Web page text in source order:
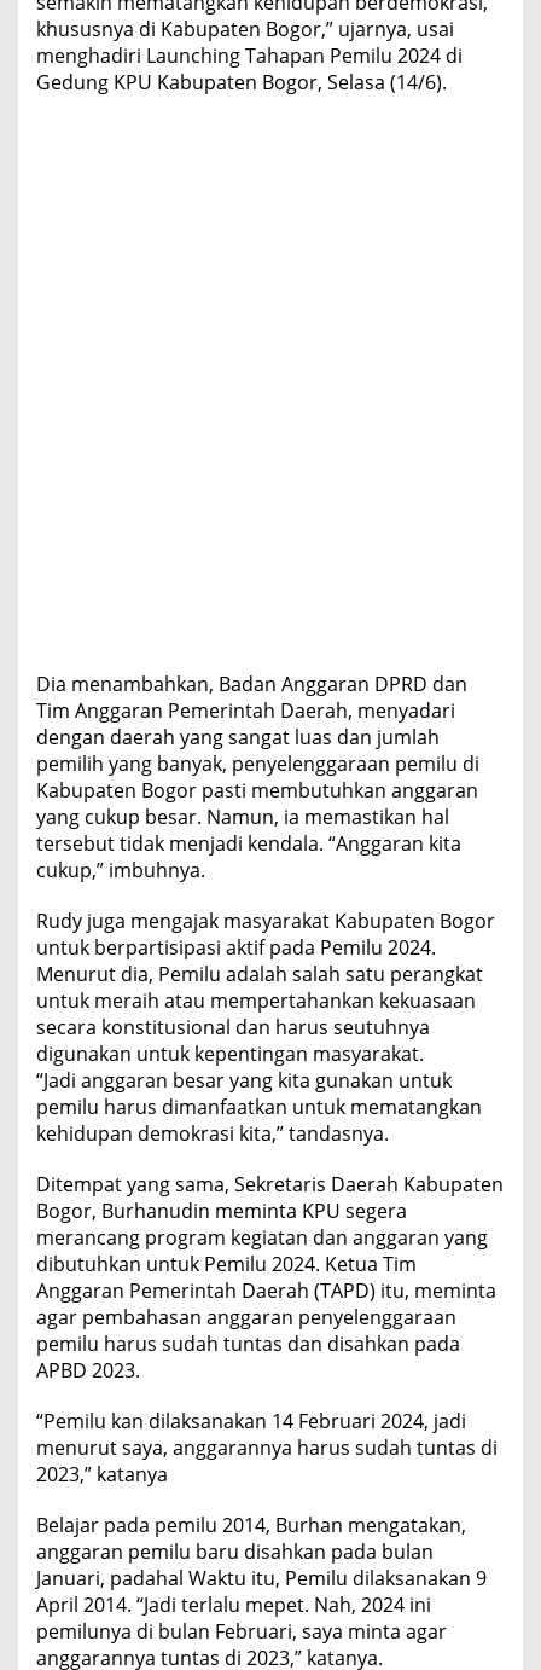
khususnya di Kabupaten Bogor,” ujarnya, usai
menghadiri Launching Tahapan Pemilu 2024 di
Gedung KPU Kabupaten Bogor, Selasa (14/6).
Dia menambahkan, Badan Anggaran DPRD dan
Tim Anggaran Pemerintah Daerah, menyadari
dengan daerah yang sangat luas dan jumlah
pemilih yang banyak, penyelenggaraan pemilu di
Kabupaten Bogor pasti membutuhkan anggaran
yang cukup besar. Namun, ia memastikan hal
tersebut tidak menjadi kendala. “Anggaran kita
cukup,” imbuhnya.
Rudy juga mengajak masyarakat Kabupaten Bogor
untuk berpartisipasi aktif pada Pemilu 2024.
Menurut dia, Pemilu adalah salah satu perangkat
untuk meraih atau mempertahankan kekuasaan
secara konstitusional dan harus seutuhnya
digunakan untuk kepentingan masyarakat.
“Jadi anggaran besar yang kita gunakan untuk
pemilu harus dimanfaatkan untuk mematangkan
kehidupan demokrasi kita,” tandasnya.
Ditempat yang sama, Sekretaris Daerah Kabupaten
Bogor, Burhanudin meminta KPU segera
merancang program kegiatan dan anggaran yang
dibutuhkan untuk Pemilu 2024. Ketua Tim
Anggaran Pemerintah Daerah (TAPD) itu, meminta
agar pembahasan anggaran penyelenggaraan
pemilu harus sudah tuntas dan disahkan pada
APBD 2023.
“Pemilu kan dilaksanakan 14 Februari 2024, jadi
menurut saya, anggarannya harus sudah tuntas di
2023,” katanya
Belajar pada pemilu 2014, Burhan mengatakan,
anggaran pemilu baru disahkan pada bulan
Januari, padahal Waktu itu, Pemilu dilaksanakan 9
April 2014. “Jadi terlalu mepet. Nah, 2024 ini
pemilunya di bulan Februari, saya minta agar
anggarannya tuntas di 2023,” katanya.